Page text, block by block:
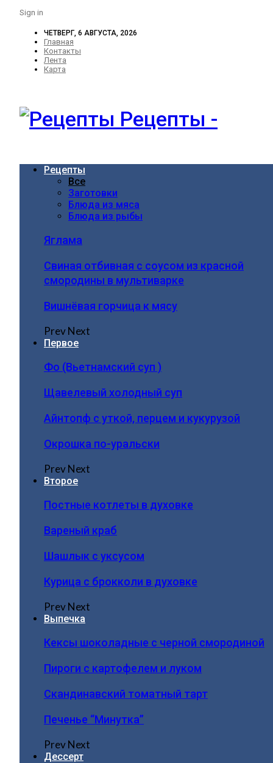
Sign in
ЧЕТВЕРГ, 6 АВГУСТА, 2026
Главная
Контакты
Лента
Карта
Рецепты -
Рецепты
Все
Заготовки
Блюда из мяса
Блюда из рыбы
Яглама
Свиная отбивная с соусом из красной
смородины в мультиварке
Вишнёвая горчица к мясу
PrevNext
Первое
Фо (Вьетнамский суп )
Щавелевый холодный суп
Айнтопф с уткой, перцем и кукурузой
Окрошка по-уральски
PrevNext
Второе
Постные котлеты в духовке
Вареный краб
Шашлык с уксусом
Курица с брокколи в духовке
PrevNext
Выпечка
Кексы шоколадные с черной смородиной
Пироги c картофелем и луком
Скандинавский томатный тарт
Печенье “Минутка”
PrevNext
Дессерт